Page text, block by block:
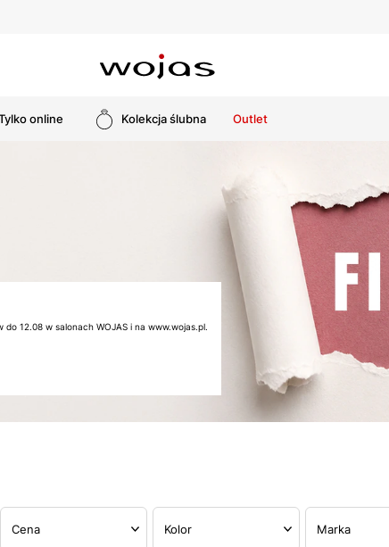
online Kolekcja ślubna Outlet
12.08 w salonach WOJAS i na www.wojas.pl.
Cena Kolor Marka